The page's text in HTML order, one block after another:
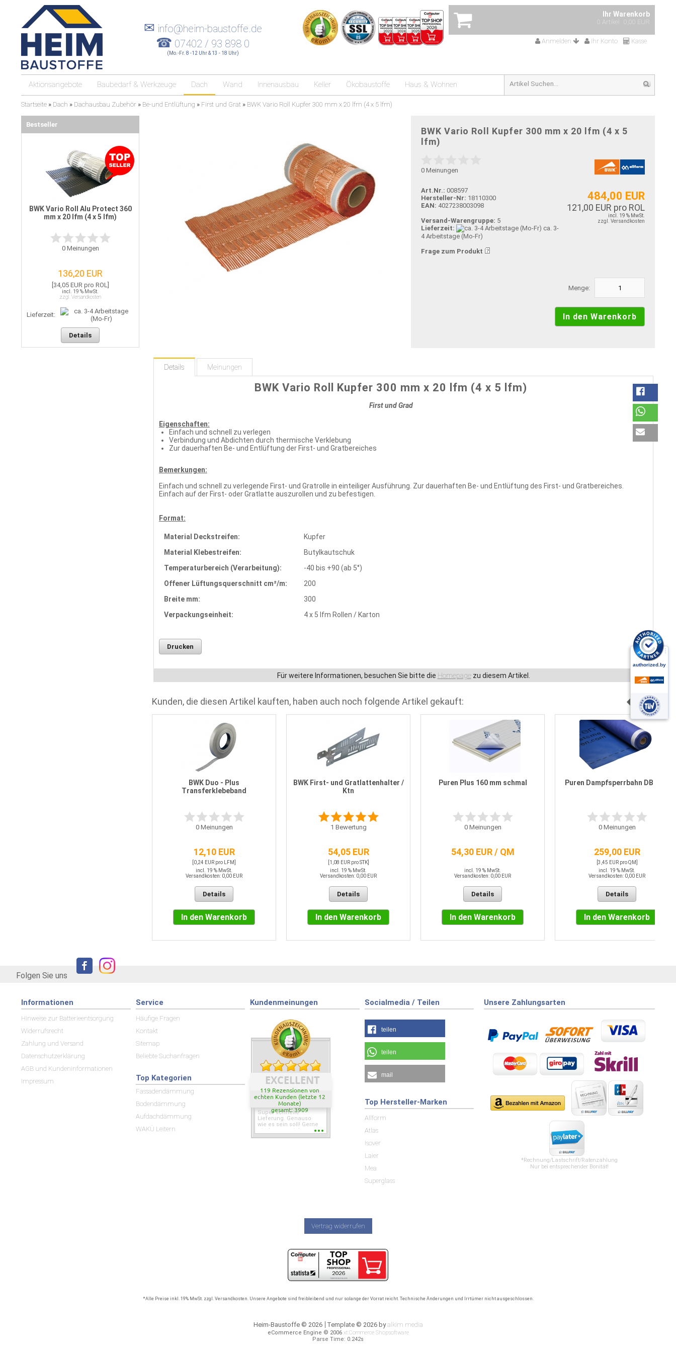
Ihr Warenkorb
0 Artikel 0,00 EUR
Anmelden Ihr Konto Kasse
✉ info@heim-baustoffe.de
☎ 07402 / 93 898 0
(Mo.-Fr. 8 -12 Uhr & 13 - 18 Uhr)
Aktionsangebote Baubedarf & Werkzeuge Dach Wand Innenausbau Keller Ökobaustoffe Haus & Wohnen
Startseite » Dach » Dachausbau Zubehör » Be-und Entlüftung » First und Grat » BWK Vario Roll Kupfer 300 mm x 20 lfm (4 x 5 lfm)
BWK Vario Roll Kupfer 300 mm x 20 lfm (4 x 5
lfm)
0 Meinungen
484,00 EUR
121,00 EUR pro ROL
incl. 19 % MwSt.
zzgl. Versandkosten
Art.Nr.: 008597
Hersteller-Nr: 18110300
EAN: 4027238003098
Versand-Warengruppe: 5
Lieferzeit:
ca. 3-
4 Arbeitstage (Mo-Fr)
Frage zum Produkt
Menge:
Details Meinungen
BWK Vario Roll Kupfer 300 mm x 20 lfm (4 x 5 lfm)
First und Grad
Eigenschaften:
Einfach und schnell zu verlegen
Verbindung und Abdichten durch thermische Verklebung
Zur dauerhaften Be- und Entlüftung der First- und Gratbereiches
Bemerkungen:
Einfach und schnell zu verlegende First- und Gratrolle in einteiliger Ausführung. Zur dauerhaften Be- und Entlüftung des First- und Gratbereiches.
Einfach auf der First- oder Gratlatte auszurollen und zu befestigen.
Format:
Material Deckstreifen:
Kupfer
Material Klebestreifen:
Butylkautschuk
Temperaturbereich (Verarbeitung):
-40 bis +90 (ab 5°)
Offener Lüftungsquerschnitt cm²/m:
200
Breite mm:
300
Verpackungseinheit:
4 x 5 lfm Rollen / Karton
Drucken
Für weitere Informationen, besuchen Sie bitte die Homepagezu diesem Artikel.
Kunden, die diesen Artikel kauften, haben auch noch folgende Artikel gekauft:
BWK Duo - Plus
Transferklebeband
0Meinungen
12,10 EUR
[0,24 EUR pro LFM]
incl. 19 % MwSt.
Versandkosten: 0,00 EUR
Details
In den Warenkorb
BWK First- und Gratlattenhalter /
Ktn
1 Bewertung
54,05 EUR
[1,08 EUR pro STK]
incl. 19 % MwSt.
Versandkosten: 0,00 EUR
Details
In den Warenkorb
Puren Plus 160 mm schmal
0Meinungen
54,30 EUR / QM
incl. 19 % MwSt.
Versandkosten: 0,00 EUR
Details
In den Warenkorb
Puren Dampfsperrbahn DB blau
0Meinungen
259,00 EUR
[3,45 EUR pro QM]
incl. 19 % MwSt.
Versandkosten: 0,00 EUR
Details
In den Warenkorb
Bestseller
BWK Vario Roll Alu Protect 360
mm x 20 lfm (4 x 5 lfm)
0Meinungen
136,20 EUR
[34,05 EUR pro ROL]
incl. 19 % MwSt.
zzgl. Versandkosten
Lieferzeit:
Details
Folgen Sie uns
Informationen
Hinweise zur Batterieentsorgung
Widerrufsrecht
Zahlung und Versand
Datenschutzerklärung
AGB und Kundeninformationen
Impressum
Service
Häufige Fragen
Kontakt
Sitemap
Beliebte Suchanfragen
Top Kategorien
Fassadendämmung
Bodendämmung
Aufdachdämmung
WAKÜ Leitern
Kundenmeinungen
EXCELLENT
119 Rezensionen von
echten Kunden (letzte 12
Monate)
gesamt: 3909
Super schnelle
Lieferung. Genauso
wie es sein soll! Gerne
wieder wenn ich was
Socialmedia / Teilen
teilen
teilen
mail
Unsere Zahlungsarten
*Rechnung/Lastschrift/Ratenzahlung
Nur bei entsprechender Bonität!
Top Hersteller-Marken
Allform
Atlas
Isover
Laier
Mea
Superglass
Vertrag widerrufen
*Alle Preise inkl. 19% MwSt. zzgl. Versandkosten. Unsere Angebote sind freibleibend und nur solange der Vorrat reicht. Technische Änderungen und Irrtümer nicht ausgeschlossen.
Heim-Baustoffe © 2026 Template © 2026 byalkim media
eCommerce Engine © 2006 xt:Commerce Shopsoftware
Parse Time: 0.242s